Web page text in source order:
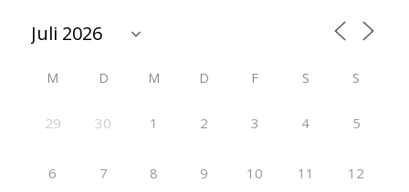
M D M D F S S
29 30 1 2 3 4 5
6 7 8 9 10 11 12